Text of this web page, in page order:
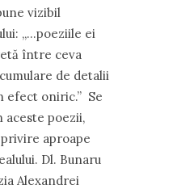
vizibil
„…poeziile ei
între ceva
de detalii
efect oniric.” Se
aceste poezii,
aproape
Dl. Bunaru
Alexandrei